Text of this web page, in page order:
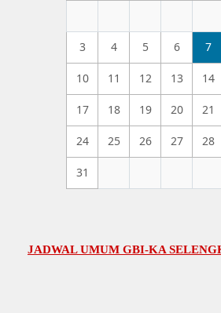
3 4 5 6 7
10 11 12 13 14
17 18 19 20 21
24 25 26 27 28
31
JADWAL UMUM GBI-KA